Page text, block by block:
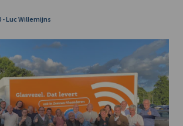
- Luc Willemijns